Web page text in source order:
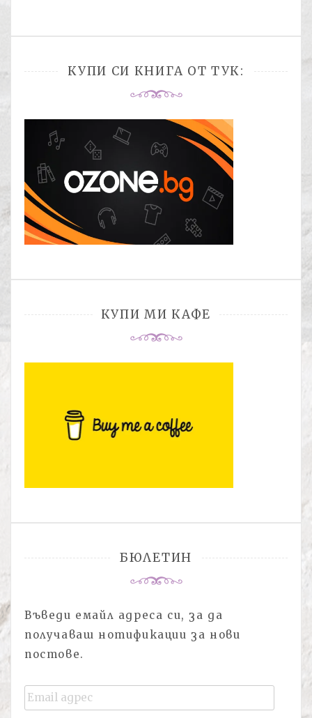
КУПИ СИ КНИГА ОТ ТУК:
КУПИ МИ КАФЕ
БЮЛЕТИН
Въведи емайл адреса си, за да
получаваш нотификации за нови
постове.
Email
адрес